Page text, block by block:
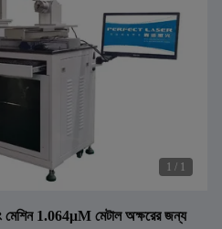
1 / 1
মেশিন 1.064μM মেটাল অক্ষরের জন্য